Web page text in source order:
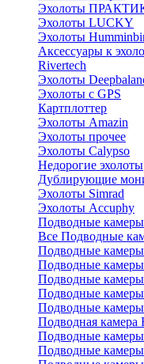
Эхолоты
Эхолоты LUCKY
Эхолоты
Аксессуары к
Rivertech
Эхолоты
Эхолоты с GPS
Картплоттер
Эхолоты Amazin
Эхолоты прочее
Эхолоты Calypso
Недорогие эхолоты
Дублирующие
Эхолоты Simrad
Эхолоты Accuphy
Подводные камеры
Все Подводные
Подводные
Подводные
Подводные
Подводные
Подводные
Подводная камера
Подводные
Подводные